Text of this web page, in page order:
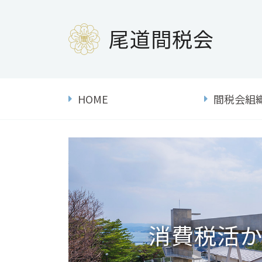
尾道間税会
HOME 間税会組
消費税活